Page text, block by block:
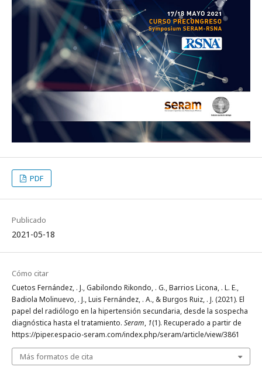
PDF
Publicado
2021-05-18
Cómo citar
Cuetos Fernández, . J., Gabilondo Rikondo, . G., Barrios Licona, . L. E.,
Badiola Molinuevo, . J., Luis Fernández, . A., & Burgos Ruiz, . J. (2021). El
papel del radiólogo en la hipertensión secundaria, desde la sospecha
diagnóstica hasta el tratamiento. Seram, 1(1). Recuperado a partir de
https://piper.espacio-seram.com/index.php/seram/article/view/3861
Más formatos de cita